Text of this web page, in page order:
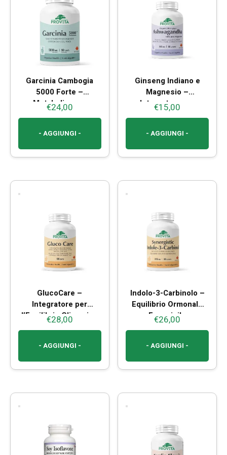
possono
pagina
prodotto
Garcinia Cambogia
5000 Forte –
Metabolismo e
Controllo del Peso
€24,00
- AGGIUNGI -
Ginseng Indiano e
Magnesio –
Integratore per
Benessere e Vitalità
€15,00
- AGGIUNGI -
GlucoCare –
Integratore per
l’Equilibrio Glicemico
e il Metabolismo degli
€28,00
- AGGIUNGI -
Indolo-3-Carbinolo –
Equilibrio Ormonale
Femminile
€26,00
- AGGIUNGI -